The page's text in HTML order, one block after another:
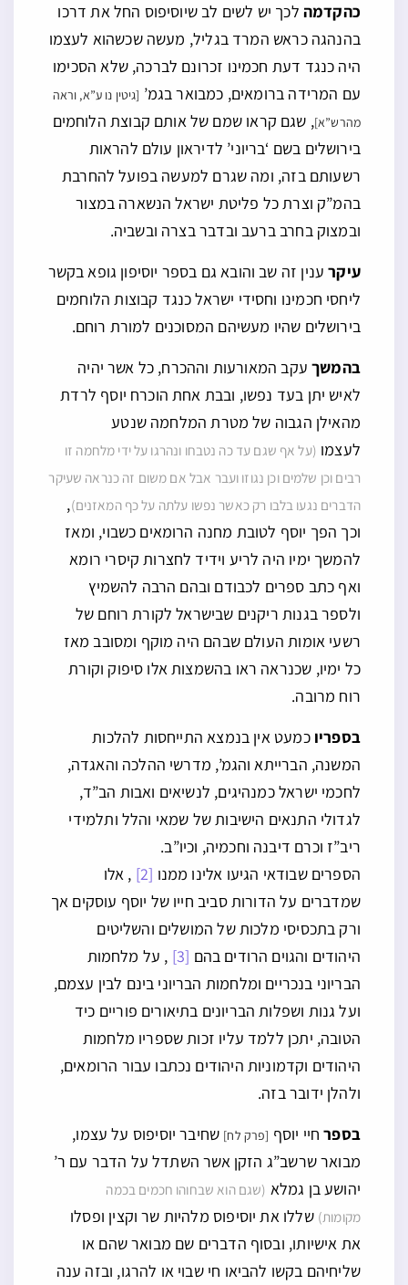
כהקדמה לכך יש לשים לב שיוסיפוס החל את דרכו
בהנהגה כראש המרד בגליל, מעשה שכשהוא לעצמו
היה כנגד דעת חכמינו זכרונם לברכה, שלא הסכימו
עם המרידה ברומאים, כמבואר בגמ’ [גיטין נו ע”א, וראה
מהרש”א], שגם קראו שמם של אותם קבוצת הלוחמים
בירושלים בשם ‘בריוני’ לדיראון עולם להראות
רשעותם בזה, ומה שגרם למעשה בפועל להחרבת
בהמ”ק וצרת כל פליטת ישראל הנשארה במצור
ובמצוק בחרב ברעב ובדבר בצרה ובשביה.
עיקרענין זה שב והובא גם בספר יוסיפון גופא בקשר
ליחסי חכמינו וחסידי ישראל כנגד קבוצות הלוחמים
בירושלים שהיו מעשיהם המסוכנים למורת רוחם.
בהמשךעקב המאורעות וההכרח, כל אשר יהיה
לאיש יתן בעד נפשו, ובבת אחת הוכרח יוסף לרדת
מהאילן הגבוה של מטרת המלחמה שנטע
לעצמו (על אף שגם עד כה נטבחו ונהרגו על ידי מלחמה זו
רבים וכן שלמים וכן נגוזו ועבר אבל אם משום זה כנראה שעיקר
הדברים נגעו בלבו רק כאשר נפשו עלתה על כף המאזנים),
וכך הפך יוסף לטובת מחנה הרומאים כשבוי, ומאז
להמשך ימיו היה לריע וידיד לחצרות קיסרי רומא
ואף כתב ספרים לכבודם ובהם הרבה להשמיץ
ולספר בגנות ריקנים שבישראל לקורת רוחם של
רשעי אומות העולם שבהם היה מוקף ומסובב מאז
כל ימיו, שכנראה ראו בהשמצות אלו סיפוק וקורת
רוח מרובה.
בספריו כמעט אין בנמצא התייחסות להלכות
המשנה, הברייתא והגמ’, מדרשי ההלכה והאגדה,
לחכמי ישראל כמנהיגים, לנשיאים ואבות הב”ד,
לגדולי התנאים הישיבות של שמאי והלל ותלמידי
ריב”ז וכרם דיבנה וחכמיה, וכיו”ב.
הספרים שבודאי הגיעו אלינו ממנו [2]
, אלו
שמדברים על הדורות סביב חייו של יוסף עוסקים אך
ורק בתכסיסי מלכות של המושלים והשליטים
היהודים והגוים הרודים בהם [3]
, על מלחמות
הבריוני בנכריים ומלחמות הבריוני בינם לבין עצמם,
ועל גנות ושפלות הבריונים בתיאורים פוריים כיד
הטובה, יתכן ללמד עליו זכות שספריו מלחמות
היהודים וקדמוניות היהודים נכתבו עבור הרומאים,
ולהלן ידובר בזה.
בספרחיי יוסף [פרק לח] שחיבר יוסיפוס על עצמו,
מבואר שרשב”ג הזקן אשר השתדל על הדבר עם ר’
יהושע בן גמלא (שגם הוא שבחוהו חכמים בכמה
מקומות) שללו את יוסיפוס מלהיות שר וקצין ופסלו
את אישיותו, ובסוף הדברים שם מבואר שהם או
שליחיהם בקשו להביאו חי שבוי או להרגו, ובזה ענה